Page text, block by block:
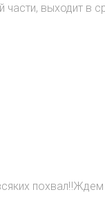
выходит в
похвал‼️Ждем